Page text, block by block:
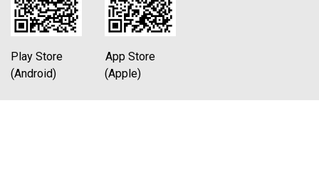
Play Store App Store
(Android) (Apple)